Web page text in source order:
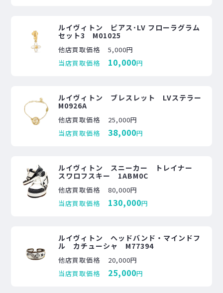
ルイヴィトン ピアス･LV フローラグラム
セット3 M01025
他店買取価格
5,000円
当店買取価格
10,000円
ルイヴィトン ブレスレット LVステラー
M0926A
他店買取価格
25,000円
当店買取価格
38,000円
ルイヴィトン スニーカー トレイナー
スワロフスキー 1ABM0C
他店買取価格
80,000円
当店買取価格
130,000円
ルイヴィトン ヘッドバンド・マインドフ
ル カチューシャ M77394
他店買取価格
20,000円
当店買取価格
25,000円